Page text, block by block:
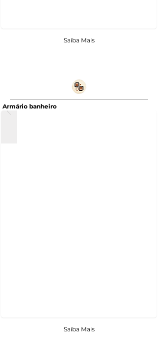
Saiba Mais
Armário banheiro
Saiba Mais